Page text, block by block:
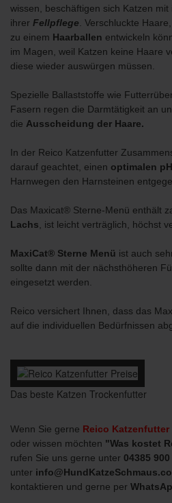
wissen, beschäftigen sich Katzen
ihrer Fellpflege . Verschluckte
zu einem Haarballen entwickeln
im Magen, weil Katzen keine Haare
diese wieder auswürgen müssen.
Spezielle Ballaststoffe wie
Fasern regen die Darmtätigkeit an
die Ausscheidung der Haare.
In der Reico Katzenfutter
darauf geachtet, einen optimalen
Harnwegen den Harnsteinen
Das Maxicat® Sterne-Menü enthält
Lachs , ist leicht verträglich, höchst
MaxiCat® Sterne Menü ist auch
sollte dann mit der nächsthöheren
eingesetzt werden.
Reico versichert Ihnen, dass das
auf die individuellen Bedürfnissen
Das beste Katzen Trockenfutter
Wenn Sie gerne Reico
oder wissen möchten "Was kostet
rufen Sie uns gerne unter 04385 900
unter
kontaktieren und gerne per